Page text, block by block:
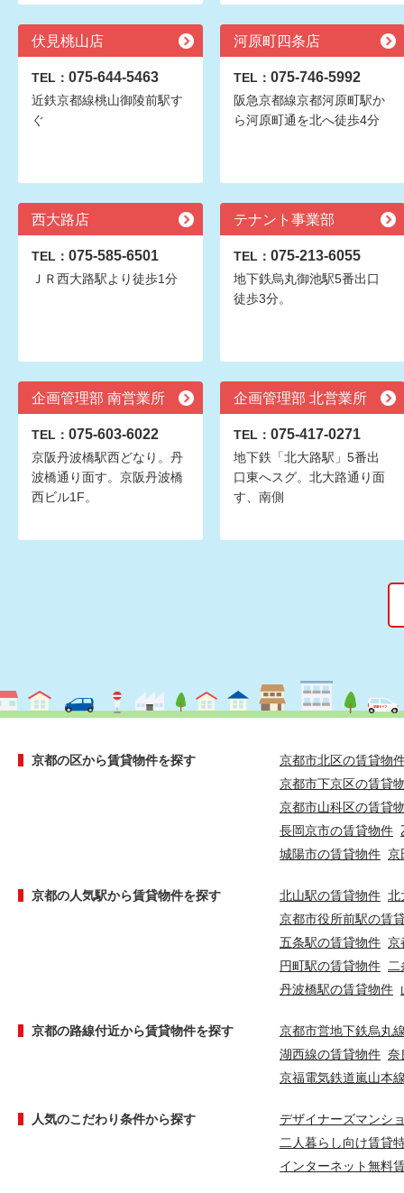
伏見桃山店
TEL： 075-644-5463
近鉄京都線桃山御陵前駅す
ぐ
河原町四条店
TEL： 075-746-5992
阪急京都線京都河原町駅か
ら河原町通を北へ徒歩4分
西大路店
TEL： 075-585-6501
ＪＲ西大路駅より徒歩1分
テナント事業部
TEL： 075-213-6055
地下鉄烏丸御池駅5番出口
徒歩3分。
企画管理部 南営業所
TEL： 075-603-6022
京阪丹波橋駅西どなり。丹
波橋通り面す。京阪丹波橋
西ビル1F。
企画管理部 北営業所
TEL： 075-417-0271
地下鉄「北大路駅」5番出
口東へスグ。北大路通り面
す、南側
京都の区から賃貸物件を探す
京都市北区の賃貸物
京都市下京区の賃貸
京都市山科区の賃貸
長岡京市の賃貸物件
城陽市の賃貸物件 京
京都の人気駅から賃貸物件を探す 北山駅の賃貸物件 北
京都市役所前駅の賃
五条駅の賃貸物件 京
円町駅の賃貸物件
丹波橋駅の賃貸物件
京都の路線付近から賃貸物件を探す
京都市営地下鉄烏丸
湖西線の賃貸物件 奈
京福電気鉄道嵐山本
人気のこだわり条件から探す
デザイナーズマンシ
二人暮らし向け賃貸
インターネット無料